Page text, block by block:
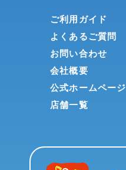
ご利用ガイド
よくあるご質問
お問い合わせ
会社概要
公式ホームページ
店舗一覧